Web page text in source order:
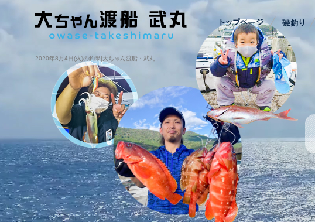
2020年8月4日(火)の釣果|大ちゃん渡船・武丸